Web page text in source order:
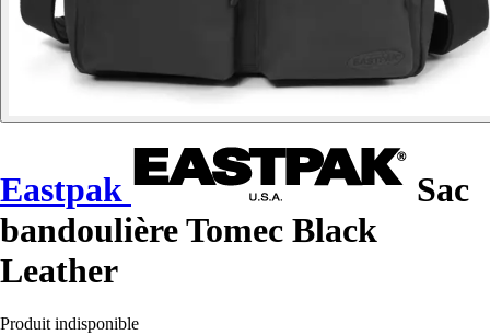
Eastpak
Sac
bandoulière Tomec Black
Leather
Produit indisponible